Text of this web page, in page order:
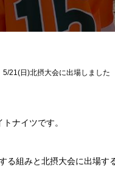
5/21(日)北摂大会に出場しました
ナイツです。
組みと北摂大会に出場す